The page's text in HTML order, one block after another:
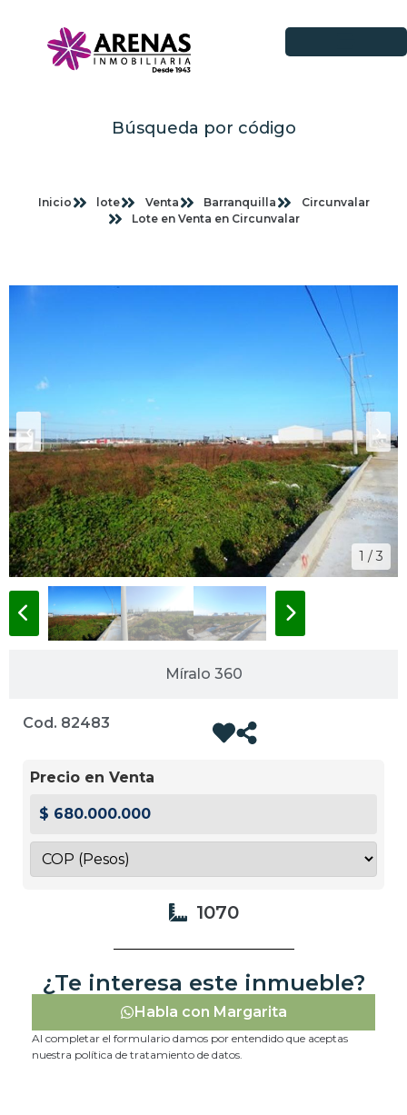
Búsqueda por código
Inicio lote Venta Barranquilla
Circunvalar
Lote en Venta en Circunvalar
Míralo 360
1 / 3
‹ ›
Cod. 82483
Precio en Venta
$ 680.000.000
1070
¿Te interesa este inmueble?
Habla con Margarita
Al completar el formulario damos por entendido que aceptas
nuestra política de tratamiento de datos.